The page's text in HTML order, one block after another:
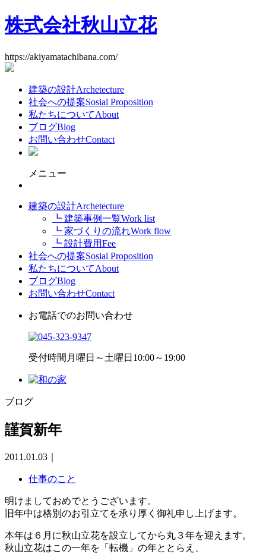
株式会社秋山立花
https://akiyamatachibana.com/
建築の設計Archetecture
社会への提案Sosial Proposition
私たちについてAbout
ブログBlog
お問い合わせContact
メニュー
建築の設計Archetecture
┗ 建築事例一覧Work list
┗ 家づくりの流れWork flow
┗ 設計費用Fee
社会への提案Sosial Proposition
私たちについてAbout
ブログBlog
お問い合わせContact
お電話でのお問い合わせ
受付時間 月曜日～土曜日10:00～19:00
ブログ
謹賀新年
2011.01.03
仕事のこと
明けましておめでとうございます。
旧年中は格別のお引立てを承り厚く御礼申し上げます。
本年は６月に秋山立花を設立してから丸３年を迎えます。
秋山立花はこの一年を「転機」の年ととらえ、